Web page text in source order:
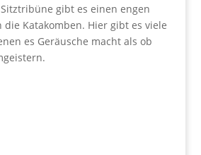
gibt es einen engen
die Katakomben. Hier gibt es viele
es Geräusche macht als ob